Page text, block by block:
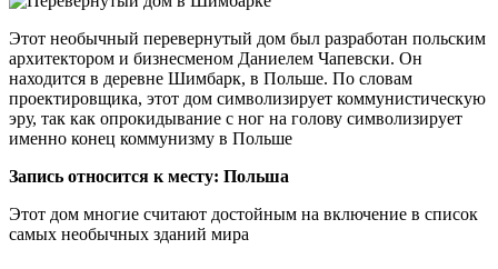
Этот необычный перевернутый дом был разработан польским
архитектором и бизнесменом Даниелем Чапевски. Он
находится в деревне Шимбарк, в Польше. По словам
проектировщика, этот дом символизирует коммунистическую
эру, так как опрокидывание с ног на голову символизирует
именно конец коммунизму в Польше
Запись относится к месту: Польша
Этот дом многие считают достойным на включение в список
самых необычных зданий мира